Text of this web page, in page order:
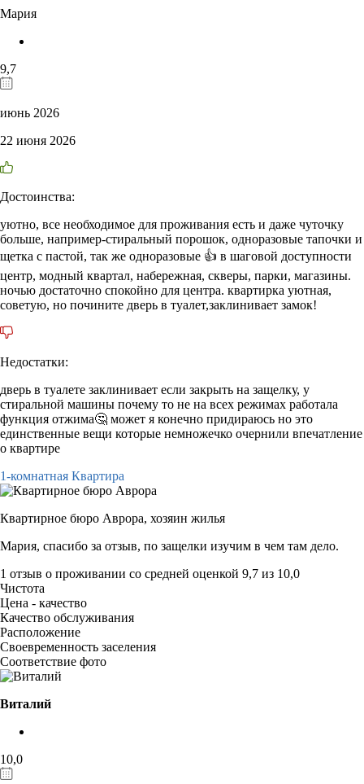
Мария
9,7
июнь 2026
22 июня 2026
Достоинства:
уютно, все необходимое для проживания есть и даже чуточку
больше, например-стиральный порошок, одноразовые тапочки и
щетка с пастой, так же одноразовые 👍 в шаговой доступности
центр, модный квартал, набережная, скверы, парки, магазины.
ночью достаточно спокойно для центра. квартирка уютная,
советую, но почините дверь в туалет,заклинивает замок!
Недостатки:
дверь в туалете заклинивает если закрыть на защелку, у
стиральной машины почему то не на всех режимах работала
функция отжима🤔 может я конечно придираюсь но это
единственные вещи которые немножечко очернили впечатление
о квартире
1-комнатная Квартира
Квартирное бюро Аврора, хозяин жилья
Мария, спасибо за отзыв, по защелки изучим в чем там дело.
1 отзыв о проживании со средней оценкой 9,7 из 10,0
Чистота
Цена - качество
Качество обслуживания
Расположение
Своевременность заселения
Соответствие фото
Виталий
10,0